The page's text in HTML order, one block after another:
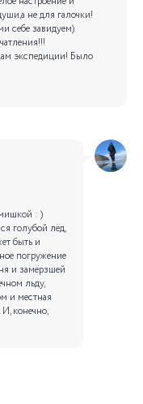
не для галочки!
себе завидуем)
экспедиции! Было
: )
голубой лёд,
быть и
погружение
и замёрзшей
льду,
и местная
конечно,